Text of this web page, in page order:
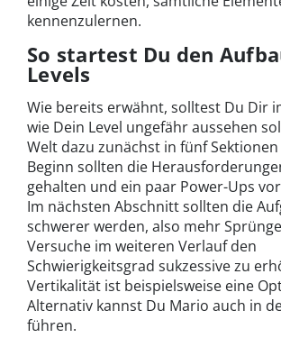
kennenzulernen.
So startest Du den
Levels
Wie bereits erwähnt, solltest Du Dir
wie Dein Level ungefähr aussehen
Welt dazu zunächst in fünf Sektionen
Beginn sollten die
gehalten und ein paar Power-Ups
Im nächsten Abschnitt sollten die
schwerer werden, also mehr
Versuche im weiteren Verlauf den
Schwierigkeitsgrad sukzessive zu
Vertikalität ist beispielsweise eine
Alternativ kannst Du Mario auch in
führen.